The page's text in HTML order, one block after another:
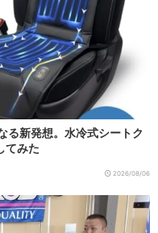
る新発想。水冷式シートク
てみた
2026/08/06